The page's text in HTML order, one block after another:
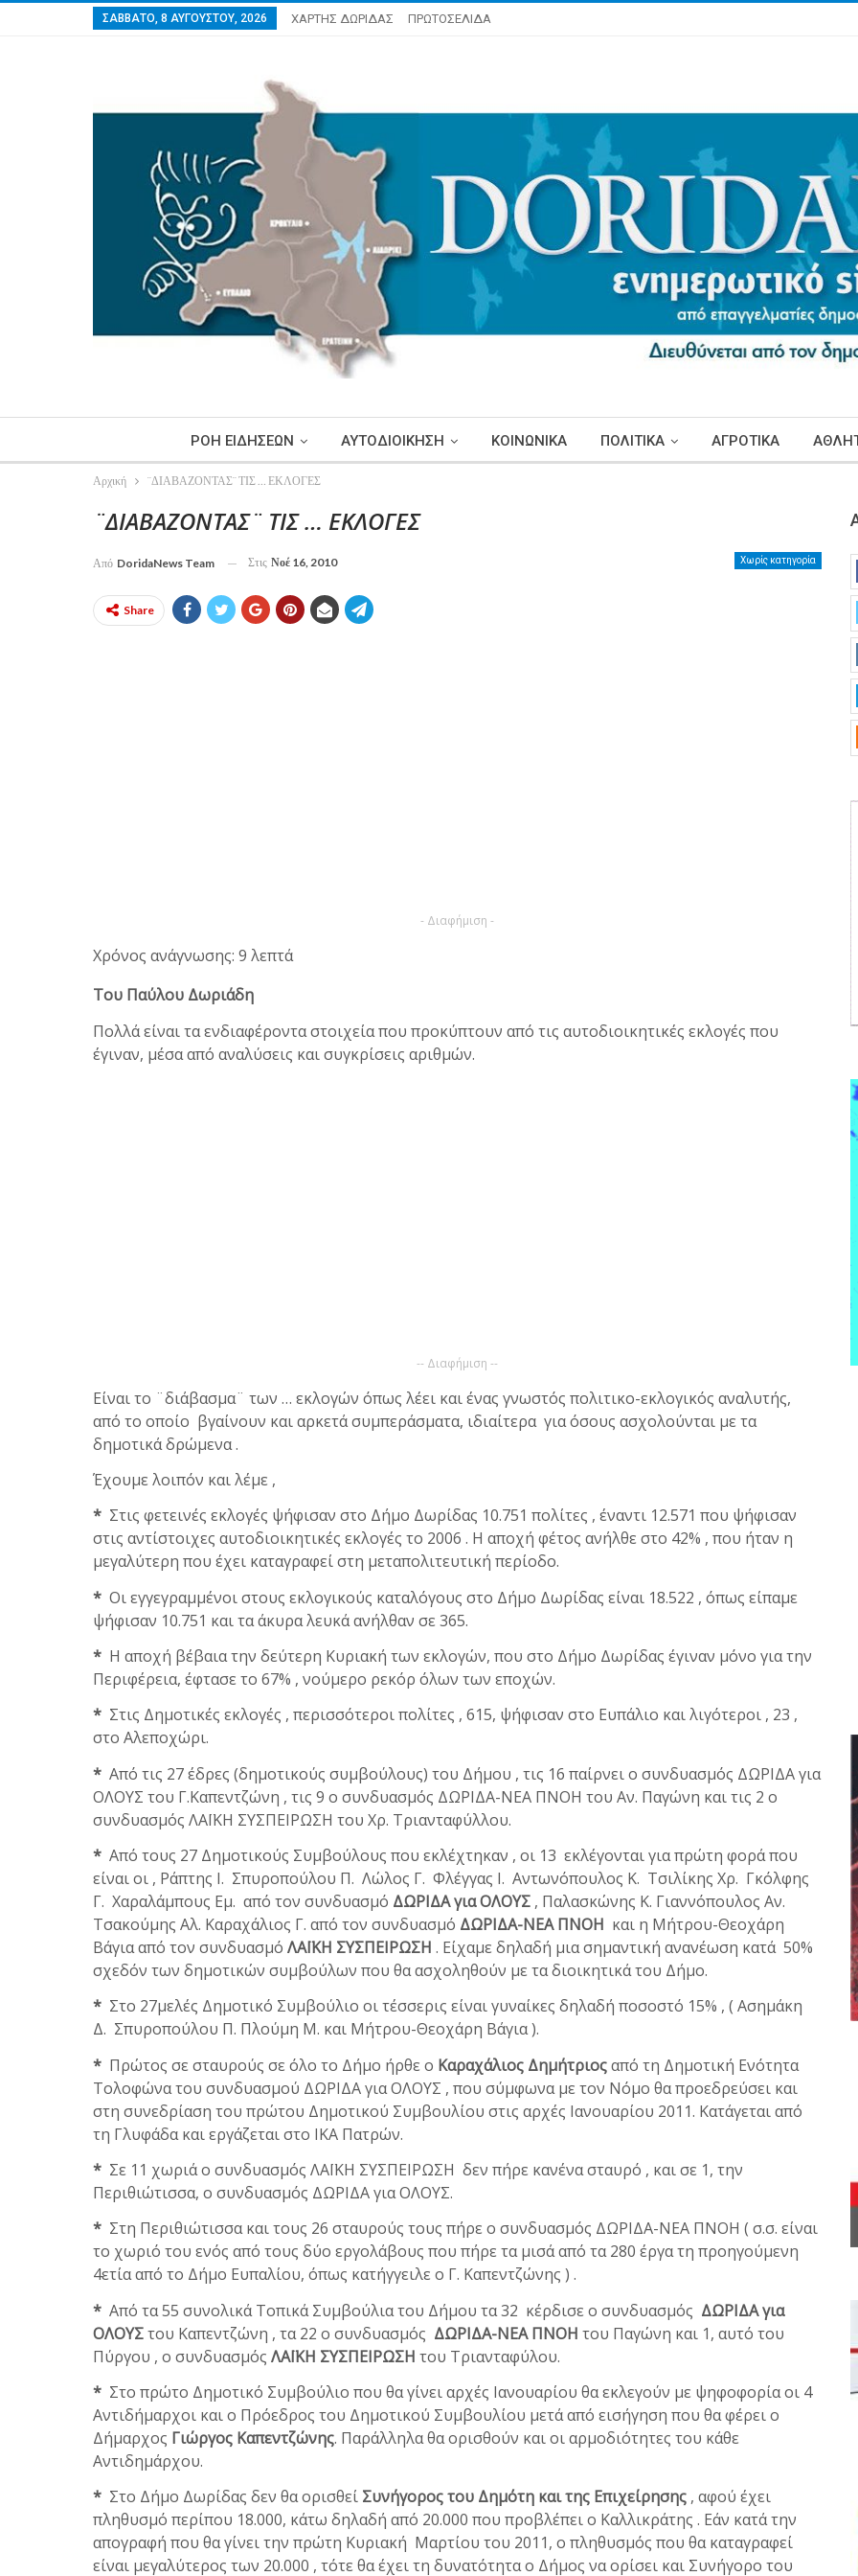
ΣΆΒΒΑΤΟ, 8 ΑΥΓΟΎΣΤΟΥ, 2026 ΧΑΡΤΗΣ ΔΩΡΙΔΑΣ ΠΡΩΤΟΣΕΛΙΔΑ
ΡΟΗ ΕΙΔΗΣΕΩΝ ΑΥΤΟΔΙΟΙΚΗΣΗ ΚΟΙΝΩΝΙΚΑ ΠΟΛΙΤΙΚΑ ΑΓΡΟΤΙΚΑ
Αρχική ¨ΔΙΑΒΑΖΟΝΤΑΣ¨ ΤΙΣ … ΕΚΛΟΓΕΣ
¨ΔΙΑΒΑΖΟΝΤΑΣ¨ ΤΙΣ … ΕΚΛΟΓΕΣ
Χωρίς κατηγορία
Από DoridaNews Team Στις Νοέ 16, 2010
Share
- Διαφήμιση -
Χρόνος ανάγνωσης: 9 λεπτά
Του Παύλου Δωριάδη
Πολλά είναι τα ενδιαφέροντα στοιχεία που προκύπτουν από τις αυτοδιοικητικές εκλογές που
έγιναν, μέσα από αναλύσεις και συγκρίσεις αριθμών.
-- Διαφήμιση --
Είναι το ¨διάβασμα¨ των … εκλογών όπως λέει και ένας γνωστός πολιτικο-εκλογικός αναλυτής,
από το οποίο βγαίνουν και αρκετά συμπεράσματα, ιδιαίτερα για όσους ασχολούνται με τα
δημοτικά δρώμενα .
Έχουμε λοιπόν και λέμε ,
* Στις φετεινές εκλογές ψήφισαν στο Δήμο Δωρίδας 10.751 πολίτες , έναντι 12.571 που ψήφισαν
στις αντίστοιχες αυτοδιοικητικές εκλογές το 2006 . Η αποχή φέτος ανήλθε στο 42% , που ήταν η
μεγαλύτερη που έχει καταγραφεί στη μεταπολιτευτική περίοδο.
* Οι εγγεγραμμένοι στους εκλογικούς καταλόγους στο Δήμο Δωρίδας είναι 18.522 , όπως είπαμε
ψήφισαν 10.751 και τα άκυρα λευκά ανήλθαν σε 365.
* Η αποχή βέβαια την δεύτερη Κυριακή των εκλογών, που στο Δήμο Δωρίδας έγιναν μόνο για την
Περιφέρεια, έφτασε το 67% , νούμερο ρεκόρ όλων των εποχών.
* Στις Δημοτικές εκλογές , περισσότεροι πολίτες , 615, ψήφισαν στο Ευπάλιο και λιγότεροι , 23 ,
στο Αλεποχώρι.
* Από τις 27 έδρες (δημοτικούς συμβούλους) του Δήμου , τις 16 παίρνει ο συνδυασμός ΔΩΡΙΔΑ για
ΟΛΟΥΣ του Γ.Καπεντζώνη , τις 9 ο συνδυασμός ΔΩΡΙΔΑ-ΝΕΑ ΠΝΟΗ του Αν. Παγώνη και τις 2 ο
συνδυασμός ΛΑΪΚΗ ΣΥΣΠΕΙΡΩΣΗ του Χρ. Τριανταφύλλου.
* Από τους 27 Δημοτικούς Συμβούλους που εκλέχτηκαν , οι 13 εκλέγονται για πρώτη φορά που
είναι οι , Ράπτης Ι. Σπυροπούλου Π. Λώλος Γ. Φλέγγας Ι. Αντωνόπουλος Κ. Τσιλίκης Χρ. Γκόλφης
Γ. Χαραλάμπους Εμ. από τον συνδυασμό ΔΩΡΙΔΑ για ΟΛΟΥΣ , Παλασκώνης Κ. Γιαννόπουλος Αν.
Τσακούμης Αλ. Καραχάλιος Γ. από τον συνδυασμό ΔΩΡΙΔΑ-ΝΕΑ ΠΝΟΗ και η Μήτρου-Θεοχάρη
Βάγια από τον συνδυασμό ΛΑΪΚΗ ΣΥΣΠΕΙΡΩΣΗ . Είχαμε δηλαδή μια σημαντική ανανέωση κατά 50%
σχεδόν των δημοτικών συμβούλων που θα ασχοληθούν με τα διοικητικά του Δήμο.
* Στο 27μελές Δημοτικό Συμβούλιο οι τέσσερις είναι γυναίκες δηλαδή ποσοστό 15% , ( Ασημάκη
Δ. Σπυροπούλου Π. Πλούμη Μ. και Μήτρου-Θεοχάρη Βάγια ).
* Πρώτος σε σταυρούς σε όλο το Δήμο ήρθε ο Καραχάλιος Δημήτριοςαπό τη Δημοτική Ενότητα
Τολοφώνα του συνδυασμού ΔΩΡΙΔΑ για ΟΛΟΥΣ , που σύμφωνα με τον Νόμο θα προεδρεύσει και
στη συνεδρίαση του πρώτου Δημοτικού Συμβουλίου στις αρχές Ιανουαρίου 2011. Κατάγεται από
τη Γλυφάδα και εργάζεται στο ΙΚΑ Πατρών.
* Σε 11 χωριά ο συνδυασμός ΛΑΪΚΗ ΣΥΣΠΕΙΡΩΣΗ δεν πήρε κανένα σταυρό , και σε 1, την
Περιθιώτισσα, ο συνδυασμός ΔΩΡΙΔΑ για ΟΛΟΥΣ.
* Στη Περιθιώτισσα και τους 26 σταυρούς τους πήρε ο συνδυασμός ΔΩΡΙΔΑ-ΝΕΑ ΠΝΟΗ ( σ.σ. είναι
το χωριό του ενός από τους δύο εργολάβους που πήρε τα μισά από τα 280 έργα τη προηγούμενη
4ετία από το Δήμο Ευπαλίου, όπως κατήγγειλε ο Γ. Καπεντζώνης ) .
* Από τα 55 συνολικά Τοπικά Συμβούλια του Δήμου τα 32 κέρδισε ο συνδυασμός ΔΩΡΙΔΑ για
ΟΛΟΥΣτου Καπεντζώνη , τα 22 ο συνδυασμός ΔΩΡΙΔΑ-ΝΕΑ ΠΝΟΗ του Παγώνη και 1, αυτό του
Πύργου , ο συνδυασμός ΛΑΪΚΗ ΣΥΣΠΕΙΡΩΣΗ του Τριανταφύλου.
* Στο πρώτο Δημοτικό Συμβούλιο που θα γίνει αρχές Ιανουαρίου θα εκλεγούν με ψηφοφορία οι 4
Αντιδήμαρχοι και ο Πρόεδρος του Δημοτικού Συμβουλίου μετά από εισήγηση που θα φέρει ο
Δήμαρχος Γιώργος Καπεντζώνης. Παράλληλα θα ορισθούν και οι αρμοδιότητες του κάθε
Αντιδημάρχου.
* Στο Δήμο Δωρίδας δεν θα ορισθεί Συνήγορος του Δημότη και της Επιχείρησης , αφού έχει
πληθυσμό περίπου 18.000, κάτω δηλαδή από 20.000 που προβλέπει ο Καλλικράτης . Εάν κατά την
απογραφή που θα γίνει την πρώτη Κυριακή Μαρτίου του 2011, ο πληθυσμός που θα καταγραφεί
είναι μεγαλύτερος των 20.000 , τότε θα έχει τη δυνατότητα ο Δήμος να ορίσει και Συνήγορο του